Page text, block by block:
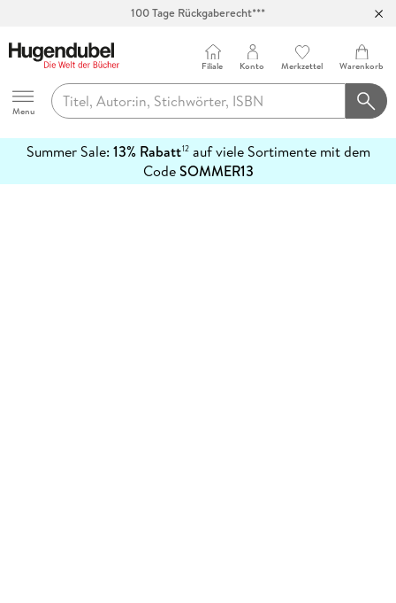
100 Tage Rückgaberecht***
Hugendubel
Menu
Filiale Konto Merkzettel Warenkorb
Summer Sale: 13% Rabatt12auf viele Sortimente mit dem
CodeSOMMER13
erfahren